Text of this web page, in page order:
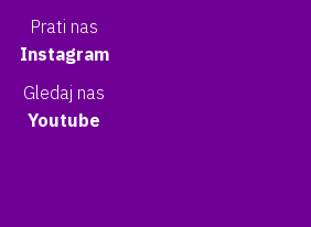
Prati nas
Instagram
Gledaj nas
Youtube